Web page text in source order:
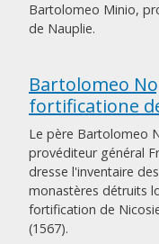
Bartolomeo Minio,
de Nauplie.
Bartolomeo
fortificatione
Le père Bartolomeo
provéditeur général
dresse l'inventaire
monastères détruits
fortification de
(1567).